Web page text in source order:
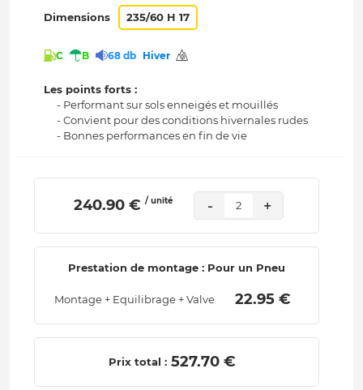
Dimensions 235/60 H 17
C B 68 db Hiver
Les points forts :
- Performant sur sols enneigés et mouillés
- Convient pour des conditions hivernales rudes
- Bonnes performances en fin de vie
240.90 € / unité - 2 +
Prestation de montage : Pour un Pneu
Montage + Equilibrage + Valve 22.95 €
Prix total : 527.70 €